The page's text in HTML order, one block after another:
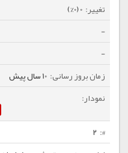
0 (0%)
-
-
10 سال پیش
2